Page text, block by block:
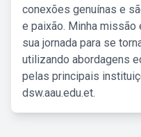
conexões genuínas e
e paixão. Minha
sua jornada para se
utilizando abordagens
pelas principais
dsw.aau.edu.et.